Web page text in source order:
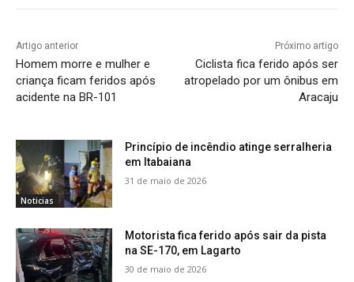
Artigo anterior
Homem morre e mulher e
criança ficam feridos após
acidente na BR-101
Próximo artigo
Ciclista fica ferido após ser
atropelado por um ônibus em
Aracaju
Noticias
Princípio de incêndio atinge serralheria
em Itabaiana
31 de maio de 2026
Motorista fica ferido após sair da pista
na SE-170, em Lagarto
30 de maio de 2026